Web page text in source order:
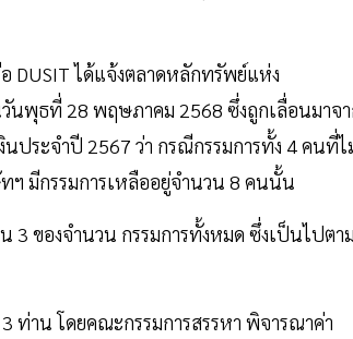
DUSIT ได้แจ้งตลาดหลักทรัพย์แห่ง
นพุธที่ 28 พฤษภาคม 2568 ซึ่งถูกเลื่อนมาจ
ประจำปี 2567 ว่า กรณีกรรมการทั้ง 4 คนที่ไ
ฯ มีกรรมการเหลืออยู่จำนวน 8 คนนั้น
3 ของจำนวน กรรมการทั้งหมด ซึ่งเป็นไปตา
ท่าน โดยคณะกรรมการสรรหา พิจารณาค่า